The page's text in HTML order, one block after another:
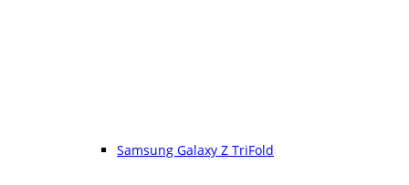
Samsung Galaxy Z TriFold